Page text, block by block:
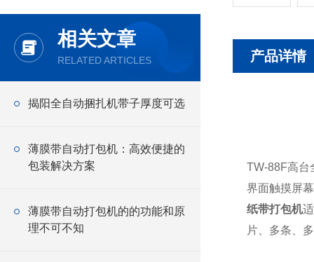
相关文章
RELATED ARTICLES
揭阳全自动捆扎机带子厚度可选
薄膜带自动打包机：高效便捷的
包装解决方案
薄膜带自动打包机的的功能和原
理不可不知
产品详情
TW-88F高台
界面触摸屏
纸带打包机
片、多条、